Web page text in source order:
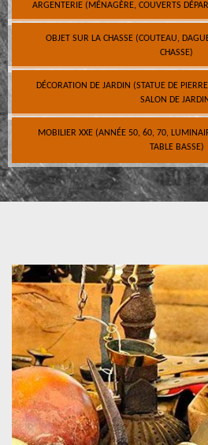
ARGENTERIE (MÉNAGÈRE, COUVERTS
OBJET SUR LA CHASSE (COUTEAU,
CHASSE)
DÉCORATION DE JARDIN (STATUE DE
SALON DE
MOBILIER XXE (ANNÉE 50, 60, 70,
TABLE BASSE)